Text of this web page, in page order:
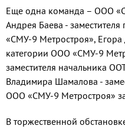
Еще одна команда – ООО
Андрея Баева -
«СМУ-9 Метростроя»,
категории ООО «СМУ-9
заместителя начальника
Владимира Шамалова -
ООО «СМУ-9 Метростроя»
В торжественной